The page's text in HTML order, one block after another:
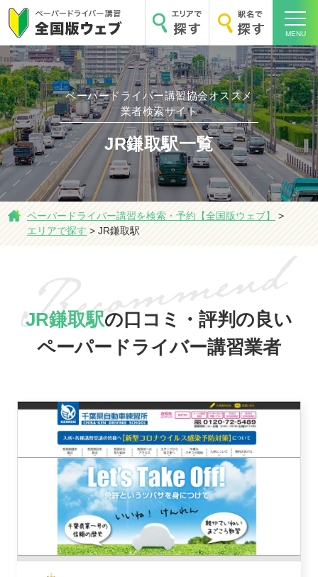
MENU
ホーム
エリアで探す
おすすめ業者
講習トピックス
運営会社
ペーパードライバー講習協会オススメ
業者検索サイト
JR鎌取駅一覧
ペーパードライバー講習を検索・予約【全国版ウェブ】
>
エリアで探す > JR鎌取駅
JR鎌取駅の口コミ・評判の良い
ペーパードライバー講習業者